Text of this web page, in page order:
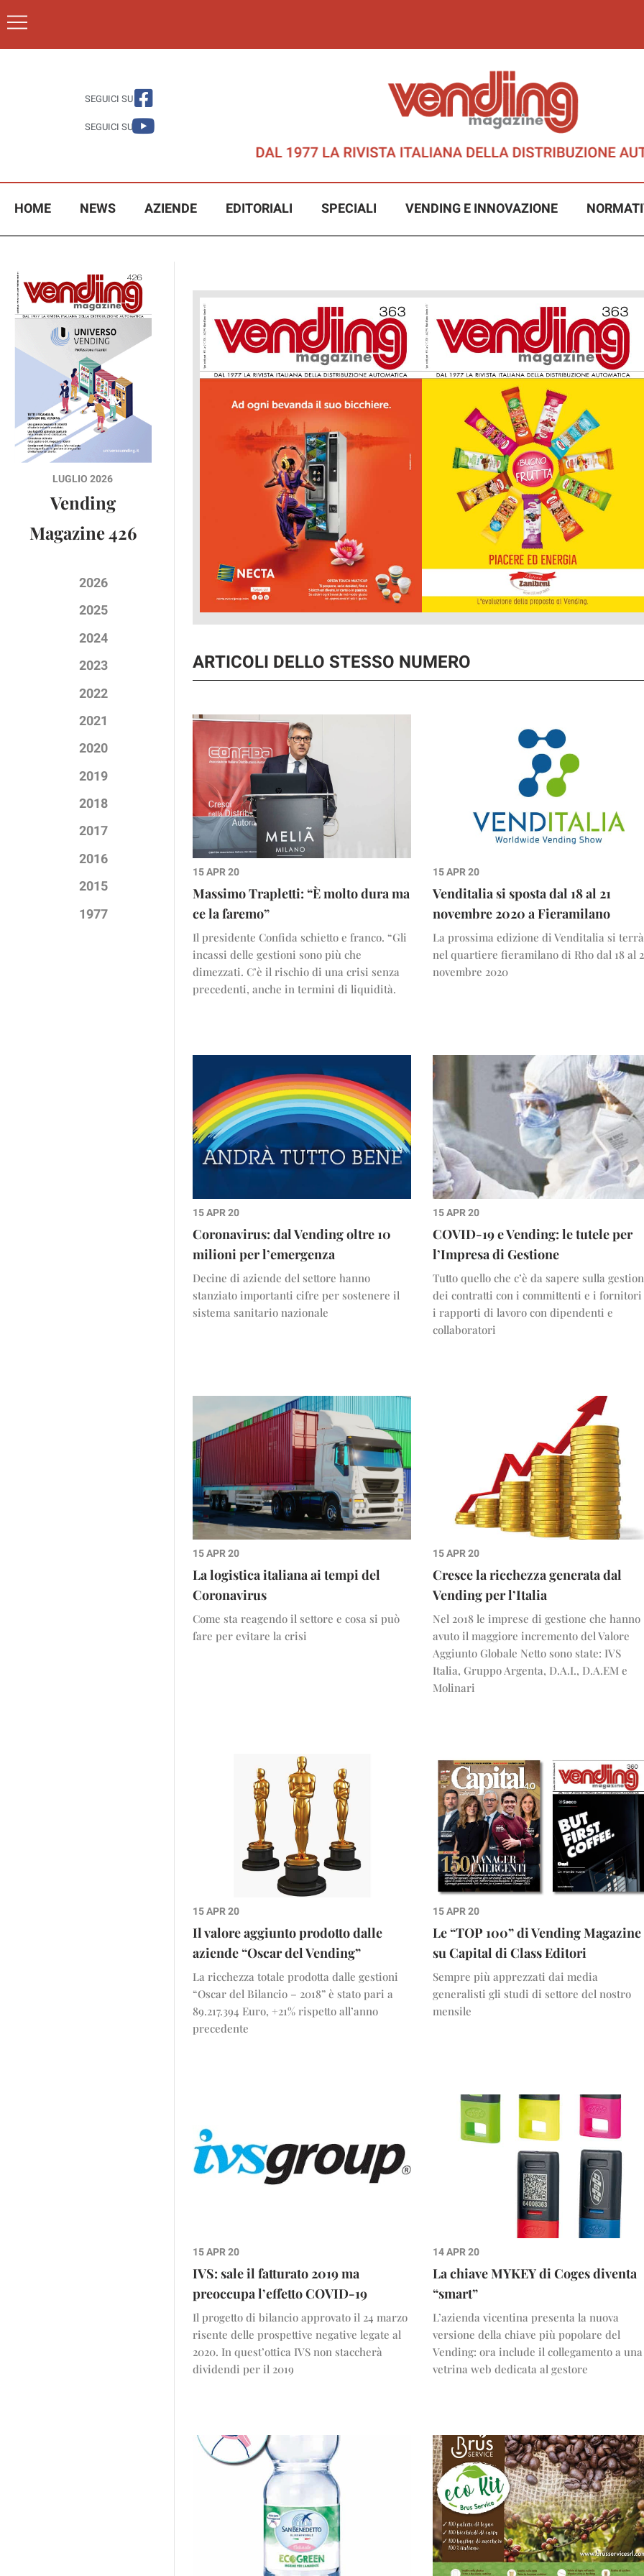
SEGUICI SU
SEGUICI SU
HOME NEWS AZIENDE EDITORIALI SPECIALI VENDING E INNOVAZIONE
LUGLIO 2026
Vending
Magazine 426
2026
2025
2024
2023
2022
2021
2020
2019
2018
2017
2016
2015
1977
ARTICOLI DELLO STESSO NUMERO
15 APR 20
Massimo Trapletti: “È molto dura ma
ce la faremo”
Il presidente Confida schietto e franco. “Gli
incassi delle gestioni sono più che
dimezzati. C’è il rischio di una crisi senza
precedenti, anche in termini di liquidità.
15 APR 20
Venditalia si sposta dal 18 al 21
novembre 2020 a Fieramilano
La prossima edizione di Venditalia si terrà
nel quartiere fieramilano di Rho dal 18 al
novembre 2020
15 APR 20
Coronavirus: dal Vending oltre 10
milioni per l’emergenza
Decine di aziende del settore hanno
stanziato importanti cifre per sostenere il
sistema sanitario nazionale
15 APR 20
COVID-19 e Vending: le tutele per
l’Impresa di Gestione
Tutto quello che c’è da sapere sulla
dei contratti con i committenti e i fornitori
i rapporti di lavoro con dipendenti e
collaboratori
15 APR 20
La logistica italiana ai tempi del
Coronavirus
Come sta reagendo il settore e cosa si può
fare per evitare la crisi
15 APR 20
Cresce la ricchezza generata dal
Vending per l’Italia
Nel 2018 le imprese di gestione che hanno
avuto il maggiore incremento del Valore
Aggiunto Globale Netto sono state: IVS
Italia, Gruppo Argenta, D.A.I., D.A.EM e
Molinari
15 APR 20
Il valore aggiunto prodotto dalle
aziende “Oscar del Vending”
La ricchezza totale prodotta dalle gestioni
“Oscar del Bilancio – 2018” è stato pari a
89.217.394 Euro, +21% rispetto all’anno
precedente
15 APR 20
Le “TOP 100” di Vending Magazine
su Capital di Class Editori
Sempre più apprezzati dai media
generalisti gli studi di settore del nostro
mensile
15 APR 20
IVS: sale il fatturato 2019 ma
preoccupa l’effetto COVID-19
Il progetto di bilancio approvato il 24 marzo
risente delle prospettive negative legate al
2020. In quest’ottica IVS non staccherà
dividendi per il 2019
14 APR 20
La chiave MYKEY di Coges diventa
“smart”
L’azienda vicentina presenta la nuova
versione della chiave più popolare del
Vending: ora include il collegamento a una
vetrina web dedicata al gestore